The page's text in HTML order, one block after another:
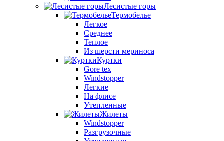
Лесистые горы
Термобелье
Легкое
Среднее
Теплое
Из шерсти мериноса
Куртки
Gore tex
Windstopper
Легкие
На флисе
Утепленные
Жилеты
Windstopper
Разгрузочные